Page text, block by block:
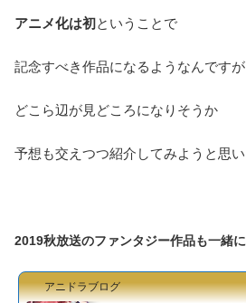
アニメ化は初ということで
記念すべき作品になるようなんですが
どこら辺が見どころになりそうか
予想も交えつつ紹介してみようと思い
2019秋放送のファンタジー作品も一緒
アニドラブログ